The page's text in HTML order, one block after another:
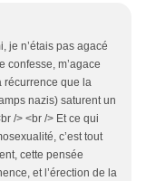
je n’étais pas agacé
confesse, m’agace
récurrence que la
nazis) saturent un
/> <br /> Et ce qui
c’est tout
cette pensée
et l’érection de la